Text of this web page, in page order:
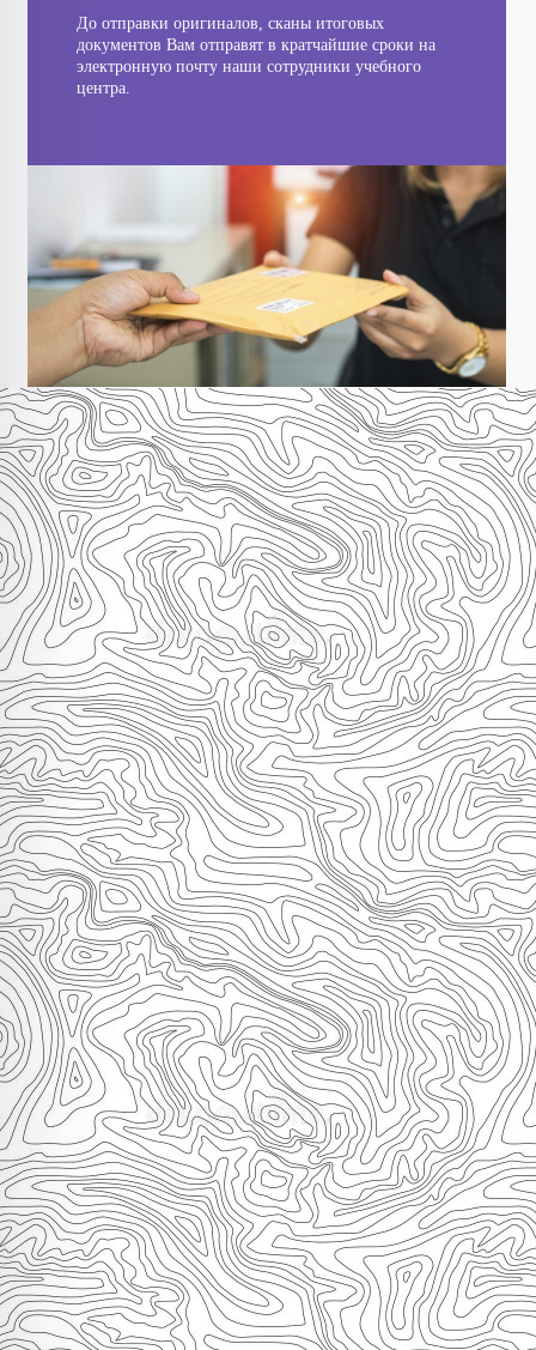
До отправки оригиналов, сканы итоговых
документов Вам отправят в кратчайшие сроки на
электронную почту наши сотрудники учебного
центра.